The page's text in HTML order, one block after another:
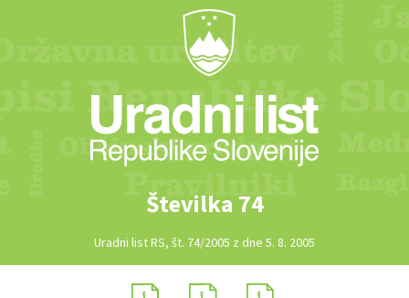
Številka 74
Uradni list RS, št. 74/2005 z dne 5. 8. 2005